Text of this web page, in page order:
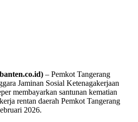
– Pemkot Tangerang
Jaminan Sosial Ketenagakerjaan
membayarkan santunan kematian
rentan daerah Pemkot Tangerang
2026.